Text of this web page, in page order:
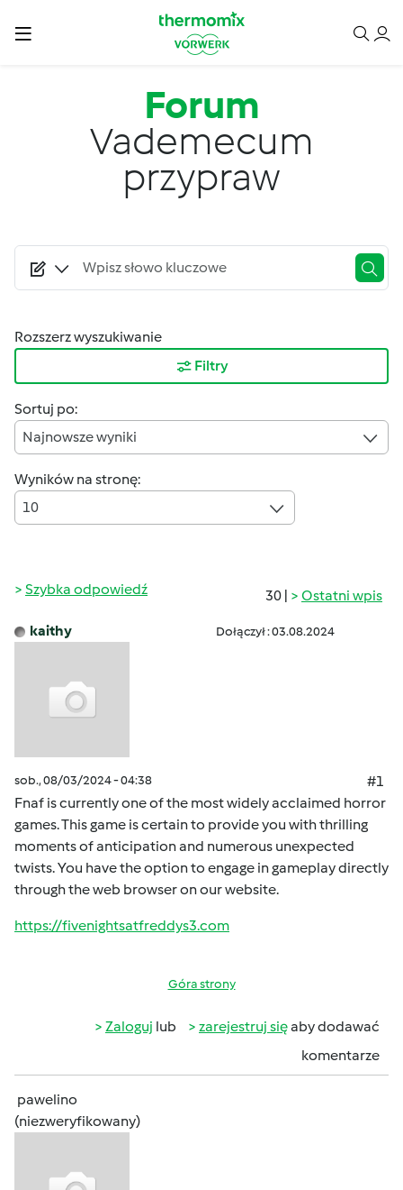
Forum
Vademecum
przypraw
Rozszerz wyszukiwanie
Filtry
Sortuj po:
Najnowsze wyniki
Wyników na stronę:
10
30 | Ostatni wpis
Szybka odpowiedź
kaithy Dołączył : 03.08.2024
sob., 08/03/2024 - 04:38
#1
Fnaf is currently one of the most widely acclaimed horror
games. This game is certain to provide you with thrilling
moments of anticipation and numerous unexpected
twists. You have the option to engage in gameplay directly
through the web browser on our website.
https://fivenightsatfreddys3.com
Góra strony
Zaloguj lub zarejestruj sięaby dodawać
komentarze
pawelino
(niezweryfikowany)